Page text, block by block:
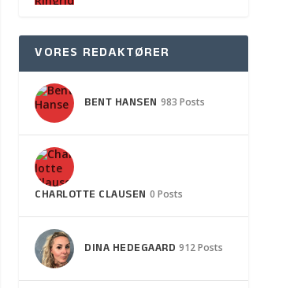
VORES REDAKTØRER
BENT HANSEN 983 Posts
CHARLOTTE CLAUSEN 0 Posts
DINA HEDEGAARD 912 Posts